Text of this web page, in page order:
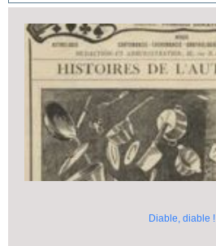
Diable, diable !